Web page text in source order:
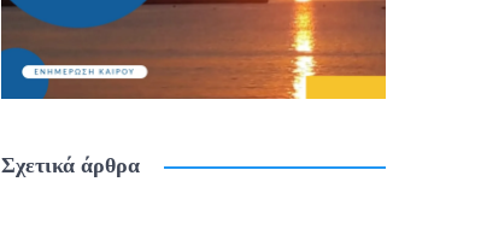
Σχετικά άρθρα